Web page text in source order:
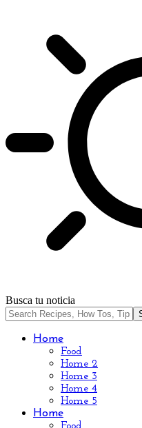
Busca tu noticia
Home
Food
Home 2
Home 3
Home 4
Home 5
Home